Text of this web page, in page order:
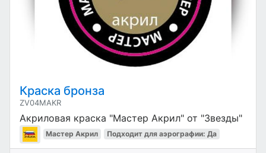
Краска бронза
ZV04MAKR
Акриловая краска "Мастер Акрил" от "Звезды"
Мастер Акрил Подходит для аэрографии: Да